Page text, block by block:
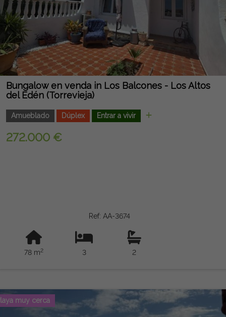
Bungalow en venda in Los Balcones - Los Altos
del Edén (Torrevieja)
Amueblado Dúplex Entrar a vivir
272.000 €
Ref: AA-3674
78 m2 3 2
muy cerca